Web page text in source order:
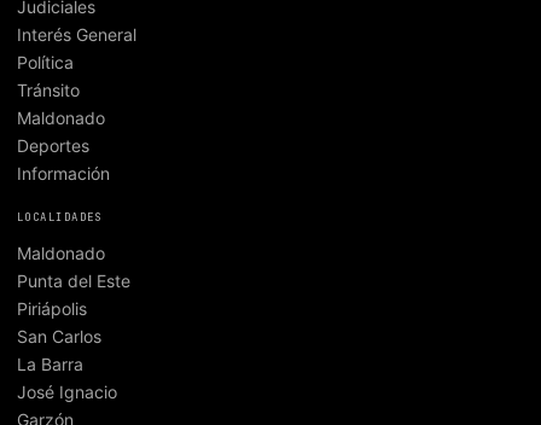
Judiciales
Interés General
Política
Tránsito
Maldonado
Deportes
Información
LOCALIDADES
Maldonado
Punta del Este
Piriápolis
San Carlos
La Barra
José Ignacio
Garzón